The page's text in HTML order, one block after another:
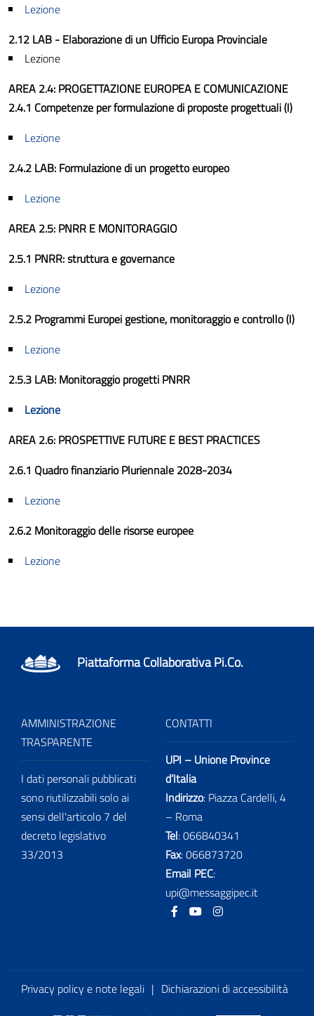
Lezione
2.12 LAB - Elaborazione di un Ufficio Europa Provinciale
Lezione
AREA 2.4: PROGETTAZIONE EUROPEA E COMUNICAZIONE
2.4.1 Competenze per formulazione di proposte progettuali (I)
Lezione
2.4.2 LAB: Formulazione di un progetto europeo
Lezione
AREA 2.5: PNRR E MONITORAGGIO
2.5.1 PNRR: struttura e governance
Lezione
2.5.2 Programmi Europei gestione, monitoraggio e controllo (I)
Lezione
2.5.3 LAB: Monitoraggio progetti PNRR
Lezione
AREA 2.6: PROSPETTIVE FUTURE E BEST PRACTICES
2.6.1 Quadro finanziario Pluriennale 2028-2034
Lezione
2.6.2 Monitoraggio delle risorse europee
Lezione
Piattaforma Collaborativa Pi.Co.
AMMINISTRAZIONE
TRASPARENTE
I dati personali pubblicati
sono riutilizzabili solo ai
sensi dell'articolo 7 del
decreto legislativo
33/2013
CONTATTI
UPI – Unione Province
d’Italia
Indirizzo: Piazza Cardelli, 4
– Roma
Tel:066840341
Fax:066873720
Email PEC:
upi@messaggipec.it
FacebookYoutube
Privacy policy e note legali | Dichiarazioni di accessibilità